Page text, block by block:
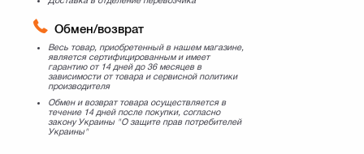
Обмен/возврат
Весь товар, приобретенный в нашем магазине,
является сертифицированным и имеет
гарантию от 14 дней до 36 месяцев в
зависимости от товара и сервисной политики
производителя
Обмен и возврат товара осуществляется в
течение 14 дней после покупки, согласно
закону Украины "О защите прав потребителей
Украины"